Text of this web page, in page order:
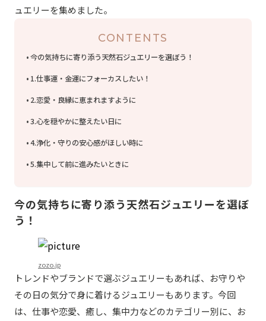
ュエリーを集めました。
CONTENTS
今の気持ちに寄り添う天然石ジュエリーを選ぼう！
1.仕事運・金運にフォーカスしたい！
2.恋愛・良縁に恵まれますように
3.心を穏やかに整えたい日に
4.浄化・守りの安心感がほしい時に
5.集中して前に進みたいときに
今の気持ちに寄り添う天然石ジュエリーを選ぼ
う！
zozo.jp
トレンドやブランドで選ぶジュエリーもあれば、お守りや
その日の気分で身に着けるジュエリーもあります。今回
は、仕事や恋愛、癒し、集中力などのカテゴリー別に、お